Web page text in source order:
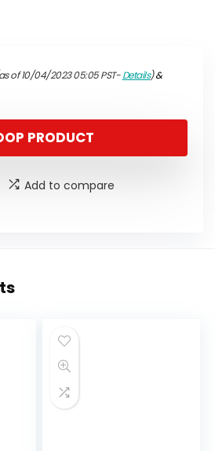
of 10/04/2023 05:05 PST-Details)&
PRODUCT
Add to compare